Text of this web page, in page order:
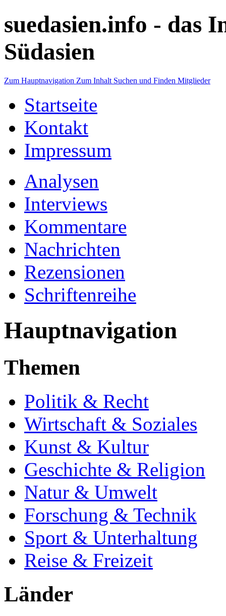
suedasien.info - das
Südasien
Zum Hauptnavigation Zum Inhalt Suchen und Finden Mitglieder
Startseite
Kontakt
Impressum
Analysen
Interviews
Kommentare
Nachrichten
Rezensionen
Schriftenreihe
Hauptnavigation
Themen
Politik & Recht
Wirtschaft & Soziales
Kunst & Kultur
Geschichte & Religion
Natur & Umwelt
Forschung & Technik
Sport & Unterhaltung
Reise & Freizeit
Länder